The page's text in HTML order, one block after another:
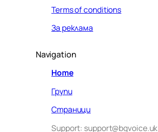
Terms of conditions
За реклама
Navigation
Home
Групи
Страници
Support: support@bgvoice.uk